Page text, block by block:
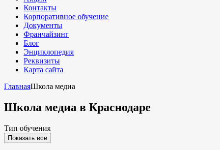
Контакты
Корпоративное обучение
Документы
Франчайзинг
Блог
Энциклопедия
Реквизиты
Карта сайта
ГлавнаяШкола медиа
Школа медиа в Краснодаре
Тип обучения
Показать все